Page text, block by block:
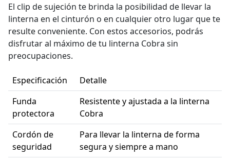
El clip de sujeción te brinda la posibilidad de llevar la
linterna en el cinturón o en cualquier otro lugar que te
resulte conveniente. Con estos accesorios, podrás
disfrutar al máximo de tu linterna Cobra sin
preocupaciones.
Especificación
Detalle
Funda
protectora
Resistente y ajustada a la linterna
Cobra
Cordón de
seguridad
Para llevar la linterna de forma
segura y siempre a mano